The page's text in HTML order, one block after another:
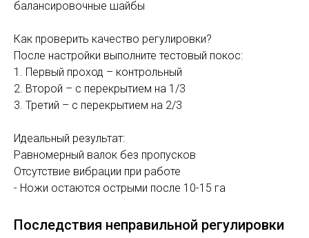
балансировочные шайбы
Как проверить качество регулировки?
После настройки выполните тестовый покос:
1. Первый проход – контрольный
2. Второй – с перекрытием на 1/3
3. Третий – с перекрытием на 2/3
Идеальный результат:
Равномерный валок без пропусков
Отсутствие вибрации при работе
- Ножи остаются острыми после 10-15 га
Последствия неправильной регулировки